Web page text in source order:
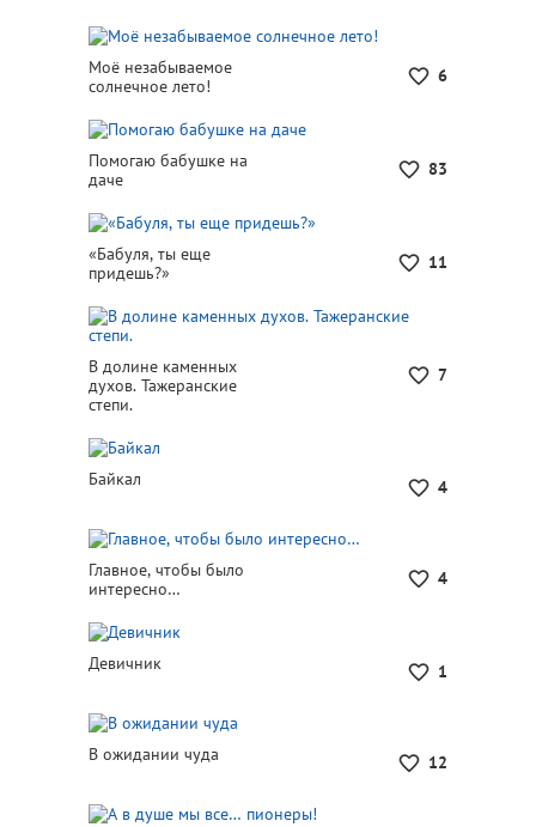
6
Моё незабываемое
солнечное лето!
83
Помогаю бабушке на
даче
11
«Бабуля, ты еще
придешь?»
7
В долине каменных
духов. Тажеранские
степи.
4
Байкал
4
Главное, чтобы было
интересно…
1
Девичник
12
В ожидании чуда